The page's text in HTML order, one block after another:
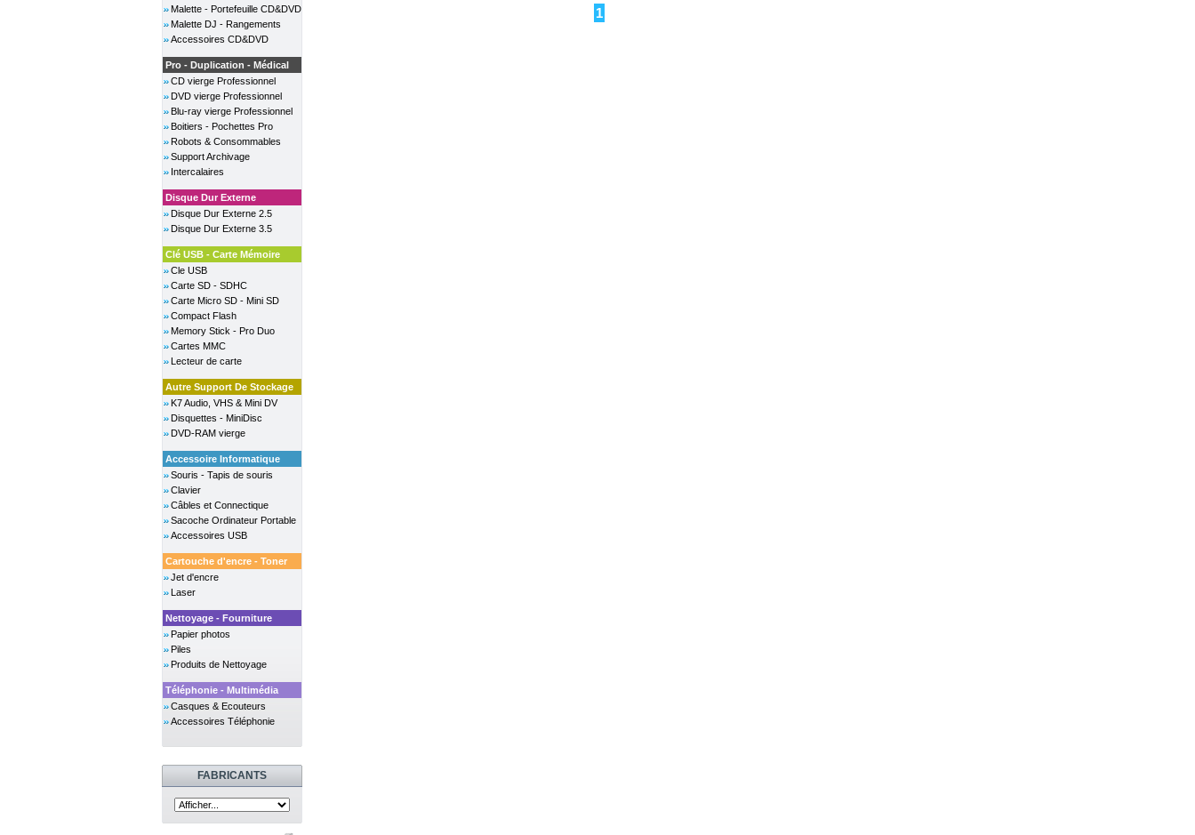
Malette - Portefeuille CD&DVD
Malette DJ - Rangements
Accessoires CD&DVD
Pro - Duplication - Médical
CD vierge Professionnel
DVD vierge Professionnel
Blu-ray vierge Professionnel
Boitiers - Pochettes Pro
Robots & Consommables
Support Archivage
Intercalaires
Disque Dur Externe
Disque Dur Externe 2.5
Disque Dur Externe 3.5
Clé USB - Carte Mémoire
Cle USB
Carte SD - SDHC
Carte Micro SD - Mini SD
Compact Flash
Memory Stick - Pro Duo
Cartes MMC
Lecteur de carte
Autre Support De Stockage
K7 Audio, VHS & Mini DV
Disquettes - MiniDisc
DVD-RAM vierge
Accessoire Informatique
Souris - Tapis de souris
Clavier
Câbles et Connectique
Sacoche Ordinateur Portable
Accessoires USB
Cartouche d'encre - Toner
Jet d'encre
Laser
Nettoyage - Fourniture
Papier photos
Piles
Produits de Nettoyage
Téléphonie - Multimédia
Casques & Ecouteurs
Accessoires Téléphonie
FABRICANTS
1